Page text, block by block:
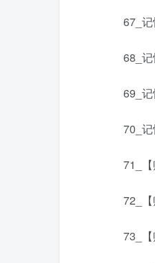
67_记
68_记
69_记
70_记
71_【赠
72_【赠
73_【赠